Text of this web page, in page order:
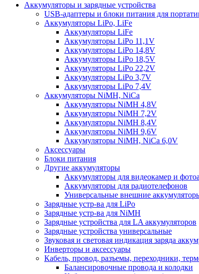
Аккумуляторы и зарядные устройства
USB-адаптеры и блоки питания для
Аккумуляторы LiPo, LiFe
Аккумуляторы LiFe
Аккумуляторы LiPo 11,1V
Аккумуляторы LiPo 14,8V
Аккумуляторы LiPo 18,5V
Аккумуляторы LiPo 22,2V
Аккумуляторы LiPo 3,7V
Аккумуляторы LiPo 7,4V
Аккумуляторы NiMH, NiCa
Аккумуляторы NiMH 4,8V
Аккумуляторы NiMH 7,2V
Аккумуляторы NiMH 8,4V
Аккумуляторы NiMH 9,6V
Аккумуляторы NiMH, NiCa 6,0V
Аксессуары
Блоки питания
Другие аккумуляторы
Аккумуляторы для видеокамер и
Аккумуляторы для радиотелефонов
Универсальные внешние
Зарядные устр-ва для LiPo
Зарядные устр-ва для NiMH
Зарядные устройства для LA аккумуляторов
Зарядные устройства универсальные
Звуковая и световая индикация заряда
Инверторы и аксессуары
Кабель, провод, разъемы, переходники,
Балансировочные провода и колодки